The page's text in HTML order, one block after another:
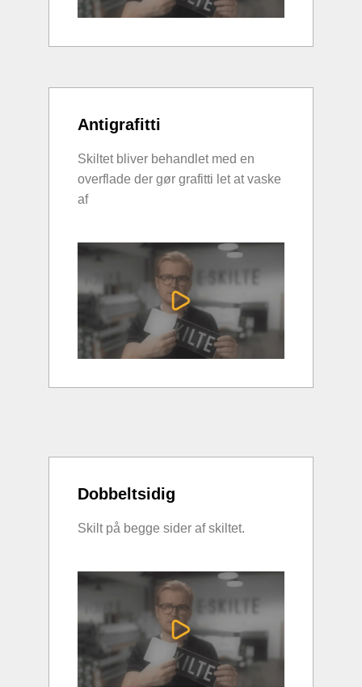
Antigrafitti
Skiltet bliver behandlet med en
overflade der gør grafitti let at vaske
af
Dobbeltsidig
Skilt på begge sider af skiltet.